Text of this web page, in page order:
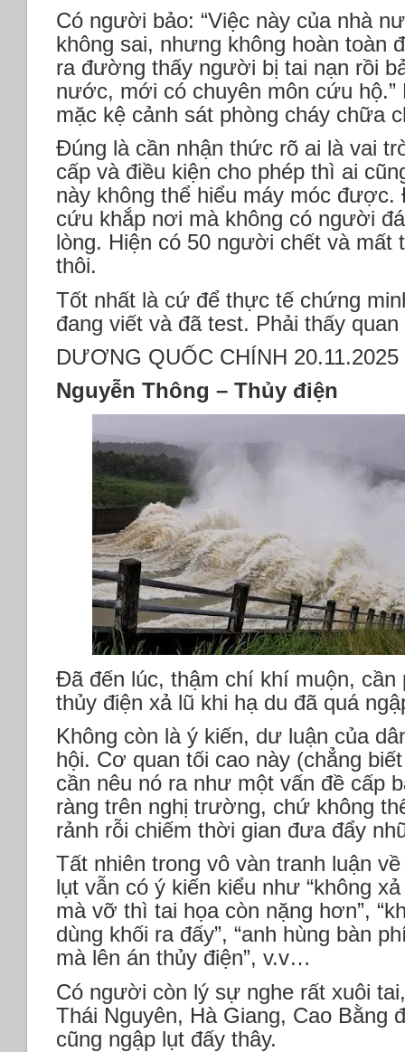
Có người bảo: “Việc này của nhà
không sai, nhưng không hoàn toàn
ra đường thấy người bị tai nạn rồi
nước, mới có chuyên môn cứu hộ.”
mặc kệ cảnh sát phòng cháy chữa
Đúng là cần nhận thức rõ ai là vai
cấp và điều kiện cho phép thì ai
này không thể hiểu máy móc được.
cứu khắp nơi mà không có người
lòng. Hiện có 50 người chết và mất
thôi.
Tốt nhất là cứ để thực tế chứng
đang viết và đã test. Phải thấy
DƯƠNG QUỐC CHÍNH 20.11.2025
Nguyễn Thông – Thủy điện
Đã đến lúc, thậm chí khí muộn, cần
thủy điện xả lũ khi hạ du đã quá
Không còn là ý kiến, dư luận của
hội. Cơ quan tối cao này (chẳng
cần nêu nó ra như một vấn đề cấp
ràng trên nghị trường, chứ không
rảnh rỗi chiếm thời gian đưa đẩy
Tất nhiên trong vô vàn tranh luận
lụt vẫn có ý kiến kiểu như “không
mà vỡ thì tai họa còn nặng hơn”,
dùng khối ra đấy”, “anh hùng bàn
mà lên án thủy điện”, v.v…
Có người còn lý sự nghe rất xuôi
Thái Nguyên, Hà Giang, Cao Bằng
cũng ngập lụt đấy thây.